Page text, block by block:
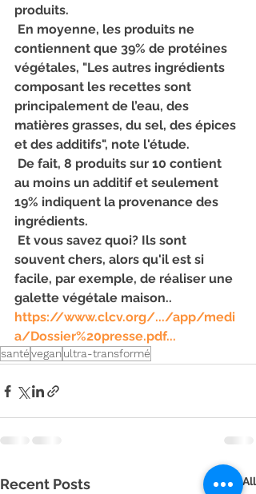
produits.
contiennent que 39% de protéines
végétales, "Les autres ingrédients
composant les recettes sont
principalement de l’eau, des
matières grasses, du sel, des épices
et des additifs", note l'étude.
au moins un additif et seulement
19% indiquent la provenance des
ingrédients.
souvent chers, alors qu'il est si
facile, par exemple, de réaliser une
galette végétale maison..
https://www.clcv.org/.../app/medi
a/Dossier%20presse.pdf...
santéveganultra-transformé
Recent Posts See All